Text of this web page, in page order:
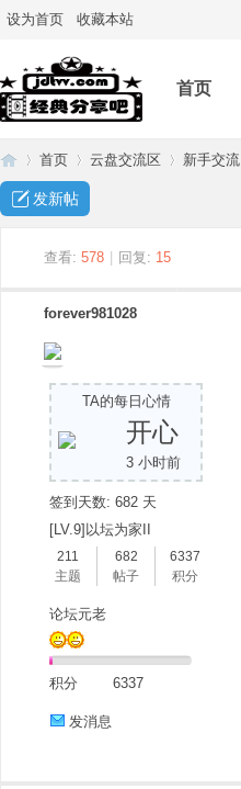
设为首页 收藏本站
首页
首页
›
云盘交流区
›
新手交流
发新帖
查看: 578 回复: 15
forever981028
TA的每日心情
开心
3 小时前
签到天数: 682 天
[LV.9]以坛为家II
211
主题
682
帖子
6337
积分
论坛元老
积分 6337
发消息